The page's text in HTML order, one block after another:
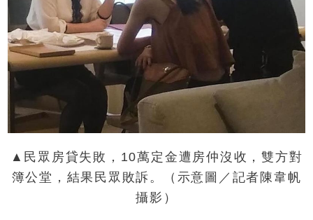
▲民眾房貸失敗，10萬定金遭房仲沒收，雙方對
簿公堂，結果民眾敗訴。（示意圖／記者陳韋帆
攝影）